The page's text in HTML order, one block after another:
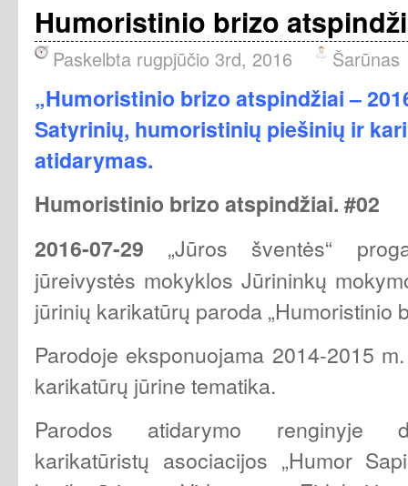
Humoristinio brizo
Paskelbta rugpjūčio 3rd, 2016 Šarūnas
„Humoristinio brizo atspindžiai –
Satyrinių, humoristinių piešinių ir
atidarymas.
Humoristinio brizo atspindžiai. #02
2016-07-29 „Jūros šventės“
jūreivystės mokyklos Jūrininkų
jūrinių karikatūrų paroda „Humoristinio
Parodoje eksponuojama 2014-2015
karikatūrų jūrine tematika.
Parodos atidarymo renginyje
karikatūristų asociacijos „Humor